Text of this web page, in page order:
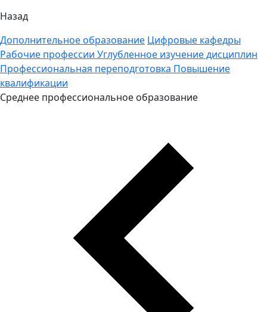
Назад
Дополнительное образование Цифровые кафедры
Рабочие профессии Углубленное изучение дисциплин
Профессиональная переподготовка Повышение
квалификации
Среднее профессиональное образование